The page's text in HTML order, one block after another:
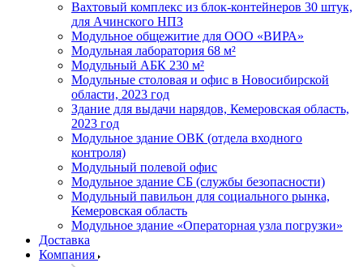
Вахтовый комплекс из блок-контейнеров 30 штук,
для Ачинского НПЗ
Модульное общежитие для ООО «ВИРА»
Модульная лаборатория 68 м²
Модульный АБК 230 м²
Модульные столовая и офис в Новосибирской
области, 2023 год
Здание для выдачи нарядов, Кемеровская область,
2023 год
Модульное здание ОВК (отдела входного
контроля)
Модульный полевой офис
Модульное здание СБ (службы безопасности)
Модульный павильон для социального рынка,
Кемеровская область
Модульное здание «Операторная узла погрузки»
Доставка
Компания